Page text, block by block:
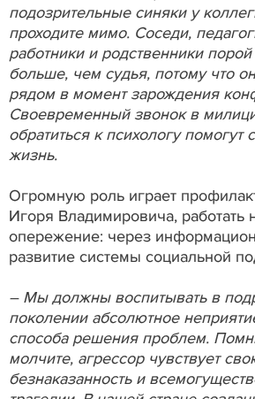
подозрительные синяки у
проходите мимо. Соседи,
работники и родственники порой
больше, чем судья, потому что
рядом в момент зарождения
Своевременный звонок в
обратиться к психологу помогут
жизнь.
Огромную роль играет
Игоря Владимировича, работать
опережение: через
развитие системы социальной
– Мы должны воспитывать в
поколении абсолютное
способа решения проблем.
молчите, агрессор чувствует
безнаказанность и